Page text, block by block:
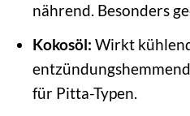
nährend. Besonders
Kokosöl: Wirkt
für Pitta-Typen.